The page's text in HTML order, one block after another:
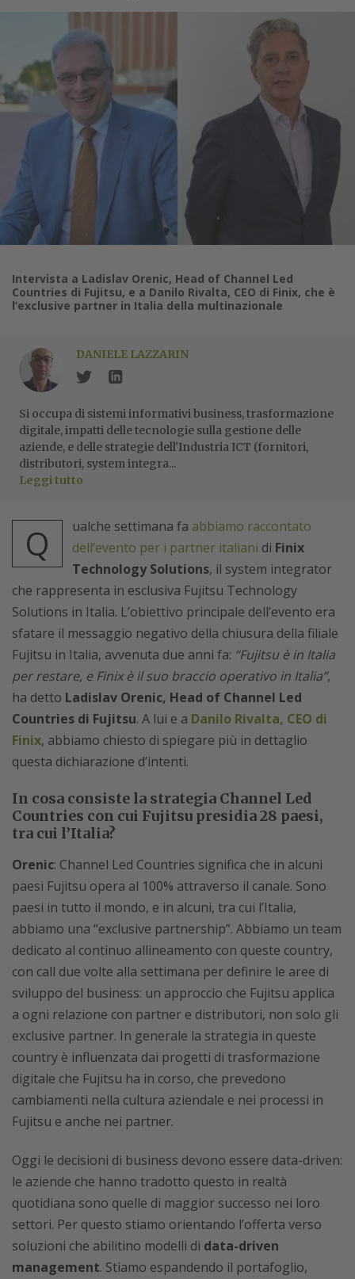
Intervista a Ladislav Orenic, Head of Channel Led
Countries di Fujitsu, e a Danilo Rivalta, CEO di Finix, che è
l’exclusive partner in Italia della multinazionale
DANIELE LAZZARIN
Si occupa di sistemi informativi business, trasformazione
digitale, impatti delle tecnologie sulla gestione delle
aziende, e delle strategie dell'Industria ICT (fornitori,
distributori, system integra...
Leggi tutto
Q ualche settimana fa abbiamo raccontato
dell’evento per i partner italiani di Finix
Technology Solutions, il system integrator
che rappresenta in esclusiva Fujitsu Technology
Solutions in Italia. L’obiettivo principale dell’evento era
sfatare il messaggio negativo della chiusura della filiale
Fujitsu in Italia, avvenuta due anni fa: “Fujitsu è in Italia
per restare, e Finix è il suo braccio operativo in Italia”,
ha detto Ladislav Orenic, Head of Channel Led
Countries di Fujitsu. A lui e a Danilo Rivalta, CEO di
Finix, abbiamo chiesto di spiegare più in dettaglio
questa dichiarazione d’intenti.
In cosa consiste la strategia Channel Led
Countries con cui Fujitsu presidia 28 paesi,
tra cui l’Italia?
Orenic: Channel Led Countries significa che in alcuni
paesi Fujitsu opera al 100% attraverso il canale. Sono
paesi in tutto il mondo, e in alcuni, tra cui l’Italia,
abbiamo una “exclusive partnership”. Abbiamo un team
dedicato al continuo allineamento con queste country,
con call due volte alla settimana per definire le aree di
sviluppo del business: un approccio che Fujitsu applica
a ogni relazione con partner e distributori, non solo gli
exclusive partner. In generale la strategia in queste
country è influenzata dai progetti di trasformazione
digitale che Fujitsu ha in corso, che prevedono
cambiamenti nella cultura aziendale e nei processi in
Fujitsu e anche nei partner.
Oggi le decisioni di business devono essere data-driven:
le aziende che hanno tradotto questo in realtà
quotidiana sono quelle di maggior successo nei loro
settori. Per questo stiamo orientando l’offerta verso
soluzioni che abilitino modelli di data-driven
management. Stiamo espandendo il portafoglio,